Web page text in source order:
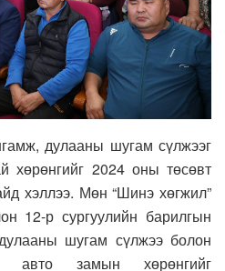
дулааны шугам сүлжээг
хөрөнгийг 2024 оны төсөвт
хэллээ. Мөн “Шинэ хөгжил”
12-р сургуулийн барилгын
шугам сүлжээ болон
авто замын хөрөнгийг